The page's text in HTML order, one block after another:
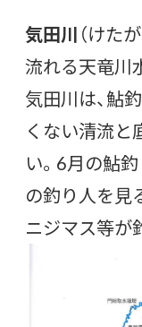
気田川 （けた
流れる天竜川
気田川は、鮎
くない清流と
い。6月の鮎
の釣り人を見
ニジマス等が